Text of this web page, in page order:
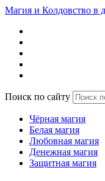
Магия и Колдовство в
Поиск по сайту
Чёрная магия
Белая магия
Любовная магия
Денежная магия
Защитная магия